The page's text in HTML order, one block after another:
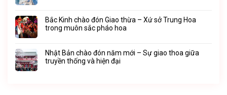
Bắc Kinh chào đón Giao thừa – Xứ sở Trung Hoa
trong muôn sắc pháo hoa
Nhật Bản chào đón năm mới – Sự giao thoa giữa
truyền thống và hiện đại